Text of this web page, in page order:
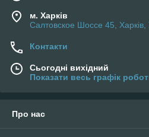
м. Харків
Салтовское Шоссе 45, Харків,
Контакти
Сьогодні вихідний
Показати весь графік
Про нас